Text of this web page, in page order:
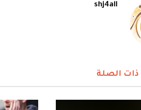
shj4all
ذات الصلة